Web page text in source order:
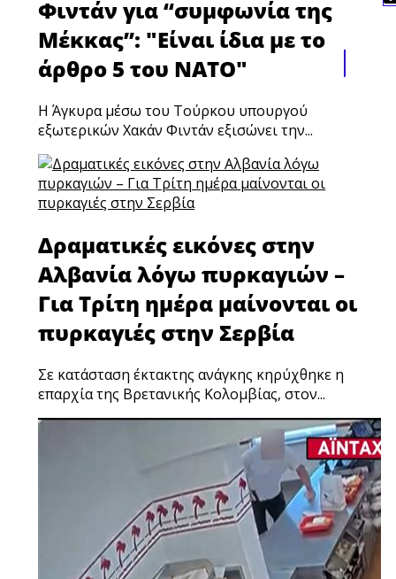
Φιντάν για “συμφωνία της
Μέκκας”: "Είναι ίδια με το
άρθρο 5 του ΝΑΤΟ"
H Άγκυρα μέσω του Τούρκου υπουργού
εξωτερικών Χακάν Φιντάν εξισώνει την...
Δραματικές εικόνες στην
Αλβανία λόγω πυρκαγιών –
Για Τρίτη ημέρα μαίνονται οι
πυρκαγιές στην Σερβία
Σε κατάσταση έκτακτης ανάγκης κηρύχθηκε η
επαρχία της Βρετανικής Κολομβίας, στον...